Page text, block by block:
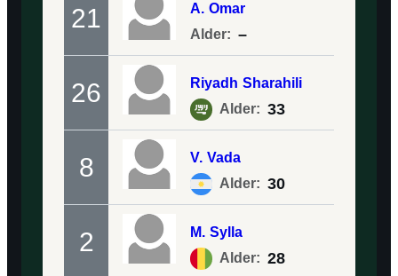
21 A. Omar
Alder: –
26 Riyadh Sharahili
Alder: 33
8 V. Vada
Alder: 30
2 M. Sylla
Alder: 28